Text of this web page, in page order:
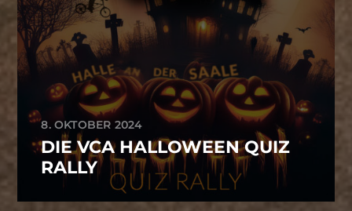
8. OKTOBER 2024
DIE VCA HALLOWEEN QUIZ
RALLY